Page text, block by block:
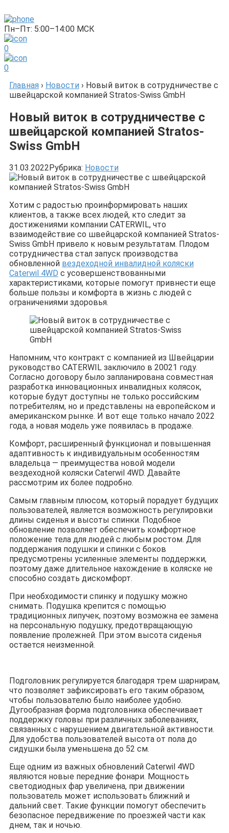
Пн–Пт: 5:00–14:00 МСК
0
0
Главная › Новости › Новый виток в сотрудничестве с
швейцарской компанией Stratos-Swiss GmbH
Новый виток в сотрудничестве с
швейцарской компанией Stratos-
Swiss GmbH
31.03.2022 Рубрика: Новости
Хотим с радостью проинформировать наших
клиентов, а также всех людей, кто следит за
достижениями компании CATERWIL, что
взаимодействие со швейцарской компанией Stratos-
Swiss GmbH привело к новым результатам. Плодом
сотрудничества стал запуск производства
обновленной вездеходной инвалидной коляски
Caterwil 4WD с усовершенствованными
характеристиками, которые помогут привнести еще
больше пользы и комфорта в жизнь с людей с
ограничениями здоровья.
Напомним, что контракт с компанией из Швейцарии
руководство CATERWIL заключило в 20021 году.
Согласно договору было запланирована совместная
разработка инновационных инвалидных колясок,
которые будут доступны не только российским
потребителям, но и представлены на европейском и
американском рынке. И вот еще только начало 2022
года, а новая модель уже появилась в продаже.
Комфорт, расширенный функционал и повышенная
адаптивность к индивидуальным особенностям
владельца — преимущества новой модели
вездеходной коляски Caterwil 4WD. Давайте
рассмотрим их более подробно.
Самым главным плюсом, который порадует будущих
пользователей, является возможность регулировки
длины сиденья и высоты спинки. Подобное
обновление позволяет обеспечить комфортное
положение тела для людей с любым ростом. Для
поддержания подушки и спинки с боков
предусмотрены усиленные элементы поддержки,
поэтому даже длительное нахождение в коляске не
способно создать дискомфорт.
При необходимости спинку и подушку можно
снимать. Подушка крепится с помощью
традиционных липучек, поэтому возможна ее замена
на персональную подушку, предотвращающую
появление пролежней. При этом высота сиденья
остается неизменной.
Подголовник регулируется благодаря трем шарнирам,
что позволяет зафиксировать его таким образом,
чтобы пользователю было наиболее удобно.
Дугообразная форма подголовника обеспечивает
поддержку головы при различных заболеваниях,
связанных с нарушением двигательной активности.
Для удобства пользователей высота от пола до
сидушки была уменьшена до 52 см.
Еще одним из важных обновлений Caterwil 4WD
являются новые передние фонари. Мощность
светодиодных фар увеличена, при движении
пользователь может использовать ближний и
дальний свет. Такие функции помогут обеспечить
безопасное передвижение по проезжей части как
днем, так и ночью.